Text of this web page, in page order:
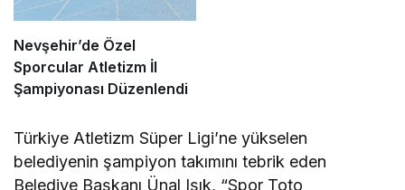
Nevşehir’de Özel
Sporcular Atletizm İl
Şampiyonası Düzenlendi
Türkiye Atletizm Süper Ligi’ne yükselen
belediyenin şampiyon takımını tebrik eden
Belediye Başkanı Ünal Işık, “Spor Toto